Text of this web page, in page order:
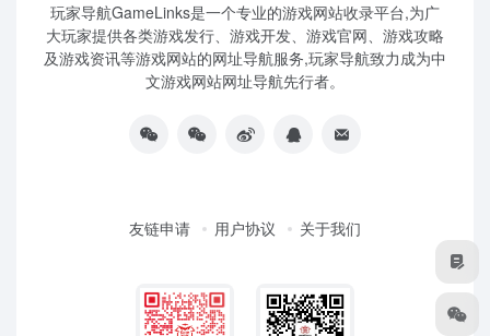
玩家导航GameLinks是一个专业的游戏网站收录平台,为广
大玩家提供各类游戏发行、游戏开发、游戏官网、游戏攻略
及游戏资讯等游戏网站的网址导航服务,玩家导航致力成为中
文游戏网站网址导航先行者。
友链申请 用户协议 关于我们